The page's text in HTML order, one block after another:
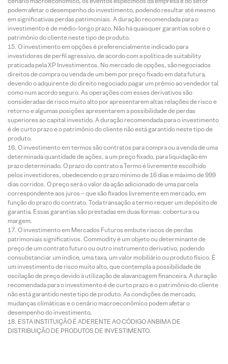
podem afetar o desempenho do investimento, podendo resultar até mesmo
em significativas perdas patrimoniais. A duração recomendada para o
investimento é de médio-longo prazo. Não há quaisquer garantias sobre o
patrimônio do cliente neste tipo de produto.
O investimento em opções é preferencialmente indicado para
investidores de perfil agressivo, de acordo com a política de suitability
praticada pela XP Investimentos. No mercado de opções, são negociados
direitos de compra ou venda de um bem por preço fixado em data futura,
devendo o adquirente do direito negociado pagar um prêmio ao vendedor tal
como num acordo seguro. As operações com esses derivativos são
consideradas de risco muito alto por apresentarem altas relações de risco e
retorno e algumas posições apresentarem a possibilidade de perdas
superiores ao capital investido. A duração recomendada para o investimento
é de curto prazo e o patrimônio do cliente não está garantido neste tipo de
produto.
O investimento em termos são contratos para compra ou a venda de uma
determinada quantidade de ações, a um preço fixado, para liquidação em
prazo determinado. O prazo do contrato a Termo é livremente escolhido
pelos investidores, obedecendo o prazo mínimo de 16 dias e máximo de 999
dias corridos. O preço será o valor da ação adicionado de uma parcela
correspondente aos juros – que são fixados livremente em mercado, em
função do prazo do contrato. Toda transação a termo requer um depósito de
garantia. Essas garantias são prestadas em duas formas: cobertura ou
margem.
O investimento em Mercados Futuros embute riscos de perdas
patrimoniais significativos. Commodity é um objeto ou determinante de
preço de um contrato futuro ou outro instrumento derivativo, podendo
consubstanciar um índice, uma taxa, um valor mobiliário ou produto físico. É
um investimento de risco muito alto, que contempla a possibilidade de
oscilação de preço devido à utilização de alavancagem financeira. A duração
recomendada para o investimento é de curto prazo e o patrimônio do cliente
não está garantido neste tipo de produto. As condições de mercado,
mudanças climáticas e o cenário macroeconômico podem afetar o
desempenho do investimento.
ESTA INSTITUIÇÃO É ADERENTE AO CÓDIGO ANBIMA DE
DISTRIBUIÇÃO DE PRODUTOS DE INVESTIMENTO.